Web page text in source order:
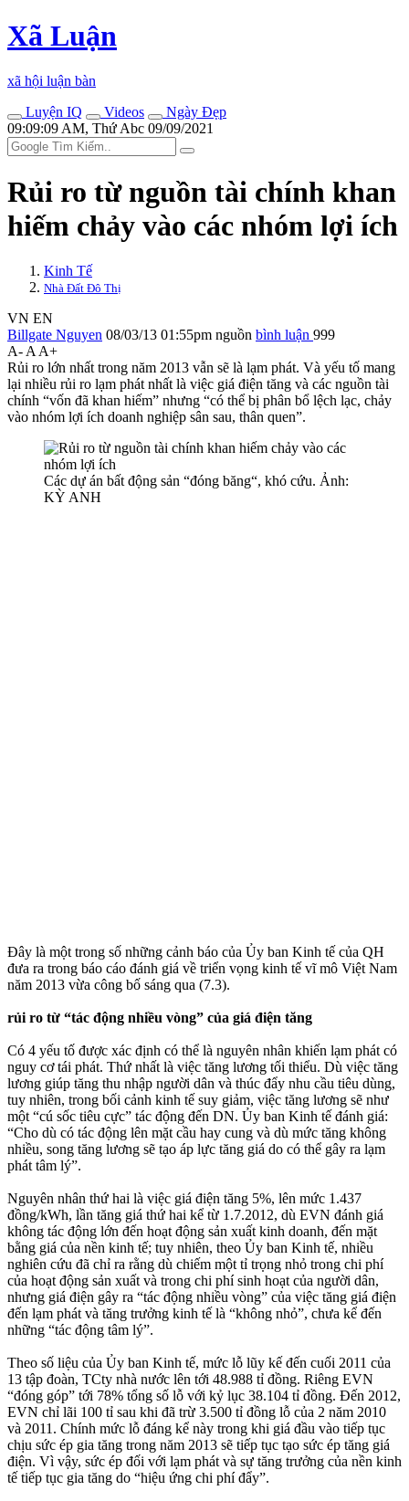
Xã Luận
xã hội luận bàn
Luyện IQ
Videos
Ngày Đẹp
09:09:09 AM, Thứ Abc 09/09/2021
Rủi ro từ nguồn tài chính khan
hiếm chảy vào các nhóm lợi ích
Kinh Tế
Nhà Đất Đô Thị
VN EN
Billgate Nguyen 08/03/13 01:55pm nguồn bình luận 999
A- A A+
Rủi ro lớn nhất trong năm 2013 vẫn sẽ là lạm phát. Và yếu tố mang
lại nhiều rủi ro lạm phát nhất là việc giá điện tăng và các nguồn tài
chính “vốn đã khan hiếm” nhưng “có thể bị phân bổ lệch lạc, chảy
vào nhóm lợi ích doanh nghiệp sân sau, thân quen”.
Các dự án bất động sản “đóng băng“, khó cứu. Ảnh:
KỲ ANH
Đây là một trong số những cảnh báo của Ủy ban Kinh tế của QH
đưa ra trong báo cáo đánh giá về triển vọng kinh tế vĩ mô Việt Nam
năm 2013 vừa công bố sáng qua (7.3).
rủi ro từ “tác động nhiều vòng” của giá điện tăng
Có 4 yếu tố được xác định có thể là nguyên nhân khiến lạm phát có
nguy cơ tái phát. Thứ nhất là việc tăng lương tối thiểu. Dù việc tăng
lương giúp tăng thu nhập người dân và thúc đẩy nhu cầu tiêu dùng,
tuy nhiên, trong bối cảnh kinh tế suy giảm, việc tăng lương sẽ như
một “cú sốc tiêu cực” tác động đến DN. Ủy ban Kinh tế đánh giá:
“Cho dù có tác động lên mặt cầu hay cung và dù mức tăng không
nhiều, song tăng lương sẽ tạo áp lực tăng giá do có thể gây ra lạm
phát tâm lý”.
Nguyên nhân thứ hai là việc giá điện tăng 5%, lên mức 1.437
đồng/kWh, lần tăng giá thứ hai kể từ 1.7.2012, dù EVN đánh giá
không tác động lớn đến hoạt động sản xuất kinh doanh, đến mặt
bằng giá của nền kinh tế; tuy nhiên, theo Ủy ban Kinh tế, nhiều
nghiên cứu đã chỉ ra rằng dù chiếm một tỉ trọng nhỏ trong chi phí
của hoạt động sản xuất và trong chi phí sinh hoạt của người dân,
nhưng giá điện gây ra “tác động nhiều vòng” của việc tăng giá điện
đến lạm phát và tăng trưởng kinh tế là “không nhỏ”, chưa kể đến
những “tác động tâm lý”.
Theo số liệu của Ủy ban Kinh tế, mức lỗ lũy kế đến cuối 2011 của
13 tập đoàn, TCty nhà nước lên tới 48.988 tỉ đồng. Riêng EVN
“đóng góp” tới 78% tổng số lỗ với kỷ lục 38.104 tỉ đồng. Đến 2012,
EVN chỉ lãi 100 tỉ sau khi đã trừ 3.500 tỉ đồng lỗ của 2 năm 2010
và 2011. Chính mức lỗ đáng kể này trong khi giá đầu vào tiếp tục
chịu sức ép gia tăng trong năm 2013 sẽ tiếp tục tạo sức ép tăng giá
điện. Vì vậy, sức ép đối với lạm phát và sự tăng trưởng của nền kinh
tế tiếp tục gia tăng do “hiệu ứng chi phí đẩy”.